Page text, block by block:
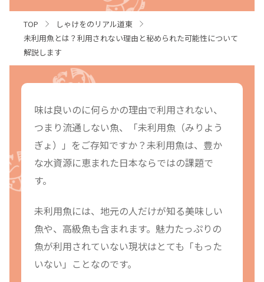
TOP
しゃけをのリアル道東
未利用魚とは？利用されない理由と秘められた可能性について
解説します
味は良いのに何らかの理由で利用されない、
つまり流通しない魚、「未利用魚（みりよう
ぎょ）」をご存知ですか？未利用魚は、豊か
な水資源に恵まれた日本ならではの課題で
す。
未利用魚には、地元の人だけが知る美味しい
魚や、高級魚も含まれます。魅力たっぷりの
魚が利用されていない現状はとても「もった
いない」ことなのです。